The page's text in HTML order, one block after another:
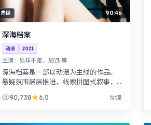
热播 90:46
深海档案
动漫 2021
主演： 易烊千玺、周迅 等
深海档案是一部以动漫为主线的作品。
悬疑氛围层层推进，线索拼图式叙事，
运，细节考究，叙事沉稳。
90,738 6.0 动漫